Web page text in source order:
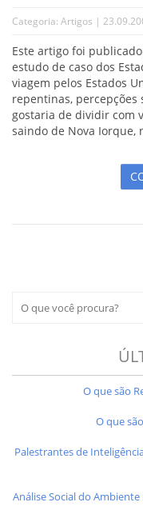
Categoria: Artigos |
Este artigo foi
estudo de caso dos
viagem pelos Estados
repentinas, percepções
gostaria de dividir com
saindo de Nova
O que são
O que
Palestrantes de
Análise Social do